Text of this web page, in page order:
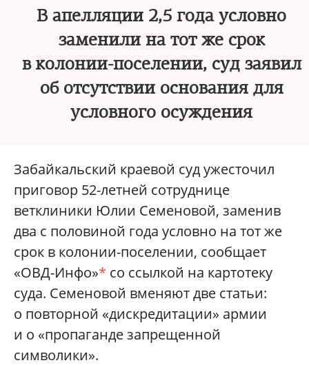
В апелляции 2,5 года условно
заменили на тот же срок
в колонии-поселении, суд заявил
об отсутствии основания для
условного осуждения
Забайкальский краевой суд ужесточил
приговор 52-летней сотруднице
ветклиники Юлии Семеновой, заменив
два с половиной года условно на тот же
срок в колонии-поселении, сообщает
«ОВД-Инфо»* со ссылкой на картотеку
суда. Семеновой вменяют две статьи:
о повторной «дискредитации» армии
и о «пропаганде запрещенной
символики».